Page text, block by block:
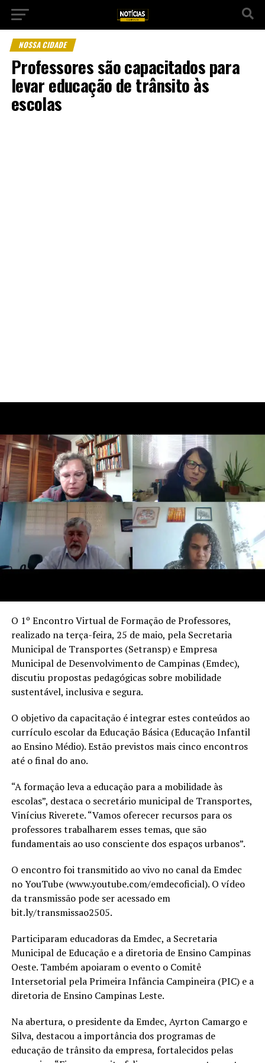
NOSSA CIDADE
Professores são capacitados para
levar educação de trânsito às
escolas
O 1º Encontro Virtual de Formação de Professores,
realizado na terça-feira, 25 de maio, pela Secretaria
Municipal de Transportes (Setransp) e Empresa
Municipal de Desenvolvimento de Campinas (Emdec),
discutiu propostas pedagógicas sobre mobilidade
sustentável, inclusiva e segura.
O objetivo da capacitação é integrar estes conteúdos ao
currículo escolar da Educação Básica (Educação Infantil
ao Ensino Médio). Estão previstos mais cinco encontros
até o final do ano.
“A formação leva a educação para a mobilidade às
escolas”, destaca o secretário municipal de Transportes,
Vinícius Riverete. “Vamos oferecer recursos para os
professores trabalharem esses temas, que são
fundamentais ao uso consciente dos espaços urbanos”.
O encontro foi transmitido ao vivo no canal da Emdec
no YouTube (www.youtube.com/emdecoficial). O vídeo
da transmissão pode ser acessado em
bit.ly/transmissao2505.
Participaram educadoras da Emdec, a Secretaria
Municipal de Educação e a diretoria de Ensino Campinas
Oeste. Também apoiaram o evento o Comitê
Intersetorial pela Primeira Infância Campineira (PIC) e a
diretoria de Ensino Campinas Leste.
Na abertura, o presidente da Emdec, Ayrton Camargo e
Silva, destacou a importância dos programas de
educação de trânsito da empresa, fortalecidos pelas